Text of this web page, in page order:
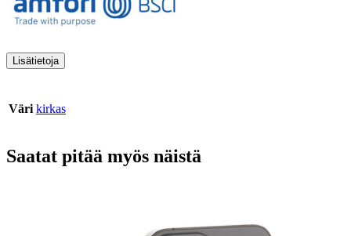
Lisätietoja
Väri kirkas
Saatat pitää myös näistä